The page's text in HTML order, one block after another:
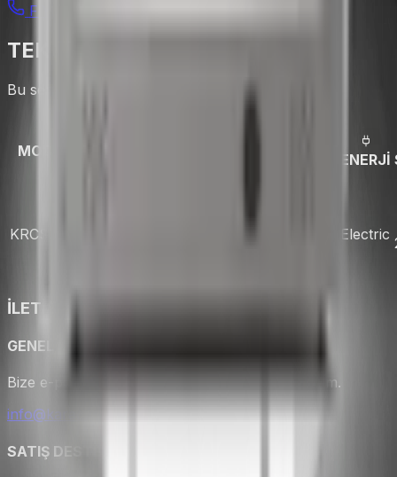
FİYAT AL / İLETİŞİM
TEKNİK VERİLER & MODELLER
Bu seriye ait tüm modellerin detaylı teknik verileri.
MODEL KODU ENERJİ
KRCS.SSUT.857 Electric
İLETİŞİM
GENEL SORULAR
Bize e-posta gönderin hemen geri dönüş yapalım.
info@karacasan.com
SATIŞ DESTEĞİ